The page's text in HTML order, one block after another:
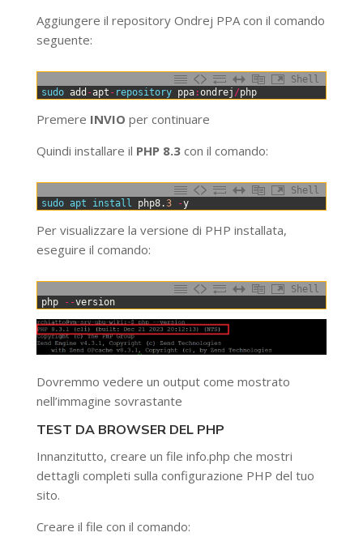
Aggiungere il repository Ondrej PPA con il comando
seguente:
Shell
sudo add -apt - repository ppa:ondrej /php
Premere INVIO per continuare
Quindi installare il PHP 8.3con il comando:
Shell
sudo apt install php8.3 -y
Per visualizzare la versione di PHP installata,
eseguire il comando:
Shell
php --version
Dovremmo vedere un output come mostrato
nell’immagine sovrastante
TEST DA BROWSER DEL PHP
Innanzitutto, creare un file info.php che mostri
dettagli completi sulla configurazione PHP del tuo
sito.
Creare il file con il comando: